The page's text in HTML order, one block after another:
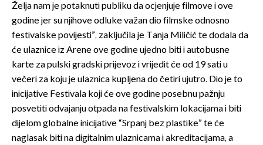
Želja nam je potaknuti publiku da ocjenjuje filmove i ove
godine jer su njihove odluke važan dio filmske odnosno
festivalske povijesti”, zaključila je Tanja Miličić te dodala da
će ulaznice iz Arene ove godine ujedno biti i autobusne
karte za pulski gradski prijevoz i vrijedit će od 19 sati u
večeri za koju je ulaznica kupljena do četiri ujutro. Dio je to
inicijative Festivala koji će ove godine posebnu pažnju
posvetiti odvajanju otpada na festivalskim lokacijama i biti
dijelom globalne inicijative “Srpanj bez plastike” te će
naglasak biti na digitalnim ulaznicama i akreditacijama, a